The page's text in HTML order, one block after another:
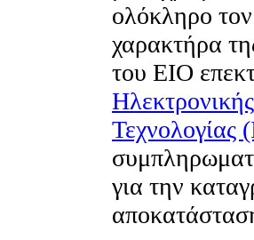
ολόκληρο
χαρακτήρα
του ΕΙΟ
Τεχνολογίας
για την